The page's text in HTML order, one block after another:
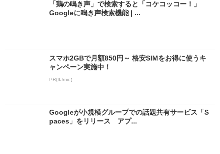
「鶏の鳴き声」で検索すると「コケコッコー！」
Googleに鳴き声検索機能 | ...
スマホ2GBで月額850円～ 格安SIMをお得に使うキ
ャンペーン実施中！
PR(IIJmio)
Googleが小規模グループでの話題共有サービス「S
paces」をリリース アプ...